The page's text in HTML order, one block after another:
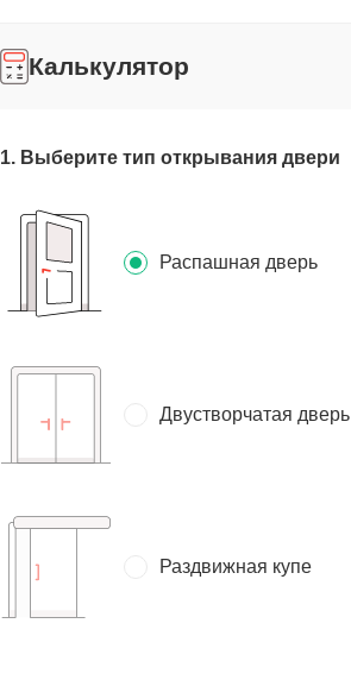
Калькулятор
1. Выберите тип открывания двери
Распашная дверь
Двустворчатая дверь
Раздвижная купе